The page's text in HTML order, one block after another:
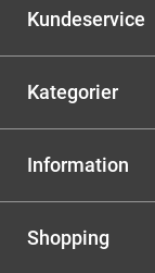
Kundeservice
Kategorier
Information
Shopping